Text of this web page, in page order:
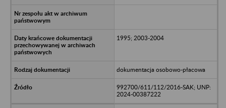
1995; 2003-2004
dokumentacja osobowo-płacowa
992700/611/112/2016-SAK; UNP:
2024-00387222